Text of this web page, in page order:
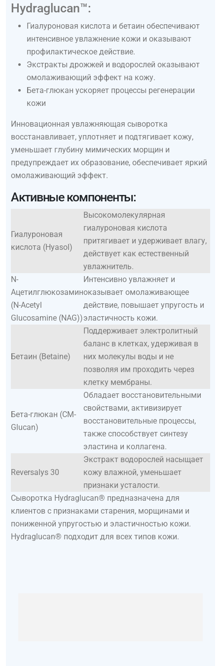
Hydraglucan™:
Гиалуроновая кислота и бетаин обеспечивают
интенсивное увлажнение кожи и оказывают
профилактическое действие.
Экстракты дрожжей и водорослей оказывают
омолаживающий эффект на кожу.
Бета-глюкан ускоряет процессы регенерации
кожи
Инновационная увлажняющая сыворотка
восстанавливает, уплотняет и подтягивает кожу,
уменьшает глубину мимических морщин и
предупреждает их образование, обеспечивает яркий
омолаживающий эффект.
Активные компоненты:
Гиалуроновая
кислота (Hyasol)
Высокомолекулярная
гиалуроновая кислота
притягивает и удерживает влагу,
действует как естественный
увлажнитель.
N-
Ацетилглюкозамин
(N-Acetyl
Glucosamine (NAG))
Интенсивно увлажняет и
оказывает омолаживающее
действие, повышает упругость и
эластичность кожи.
Бетаин (Betaine)
Поддерживает электролитный
баланс в клетках, удерживая в
них молекулы воды и не
позволяя им проходить через
клетку мембраны.
Бета-глюкан (CM-
Glucan)
Обладает восстановительными
свойствами, активизирует
восстановительные процессы,
также способствует синтезу
эластина и коллагена.
Reversalys 30
Экстракт водорослей насыщает
кожу влажной, уменьшает
признаки усталости.
Сыворотка Hydraglucan® предназначена для
клиентов с признаками старения, морщинами и
пониженной упругостью и эластичностью кожи.
Hydraglucan® подходит для всех типов кожи.